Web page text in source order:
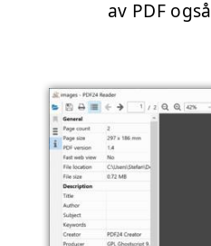
av PDF